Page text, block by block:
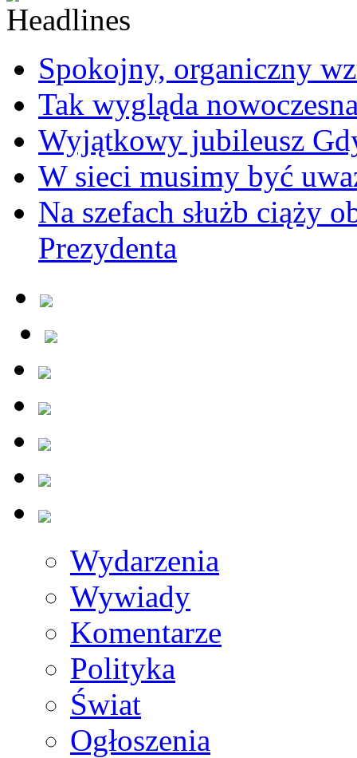
Spokojny, organiczny
Tak wygląda
Wyjątkowy jubileusz
W sieci musimy być
Na szefach służb ciąży
Prezydenta
Wydarzenia
Wywiady
Komentarze
Polityka
Świat
Ogłoszenia